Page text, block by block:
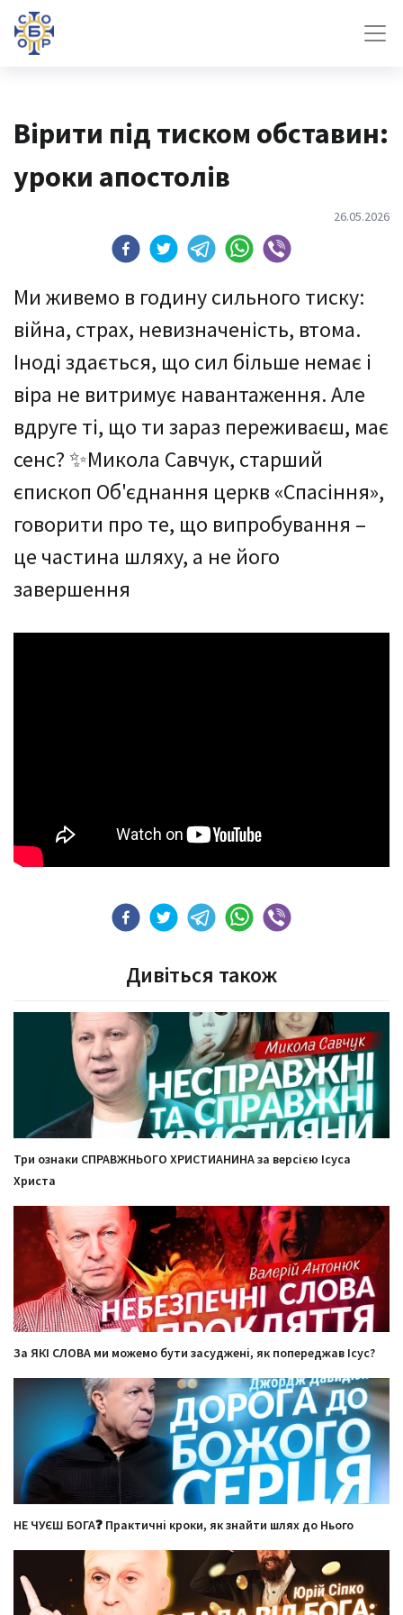
Вірити під тиском обставин:
уроки апостолів
26.05.2026
Ми живемо в годину сильного тиску:
війна, страх, невизначеність, втома.
Іноді здається, що сил більше немає і
віра не витримує навантаження. Але
вдруге ті, що ти зараз переживаєш, має
сенс? ✨Микола Савчук, старший
єпископ Об'єднання церкв «Спасіння»,
говорити про те, що випробування –
це частина шляху, а не його
завершення
Дивіться також
Три ознаки СПРАВЖНЬОГО ХРИСТИАНИНА за версією Ісуса
Христа
За ЯКІ СЛОВА ми можемо бути засуджені, як попереджав Ісус?
НЕ ЧУЄШ БОГА❓ Практичні кроки, як знайти шлях до Нього